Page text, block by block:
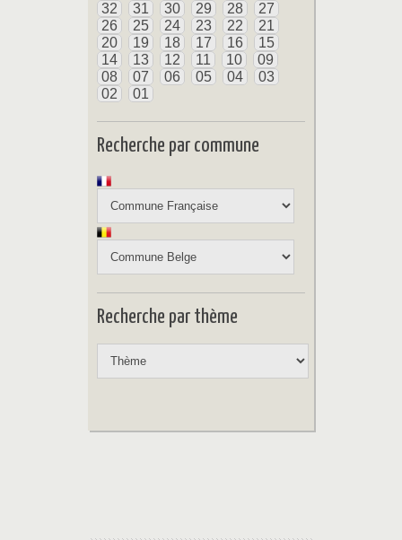
32
31 30 29 28
27
26
25 24 23 22
21
20
19 18 17 16
15
14
13 12 11 10
09
08
07 06 05 04
03
02
01
Recherche par commune
Recherche par thème